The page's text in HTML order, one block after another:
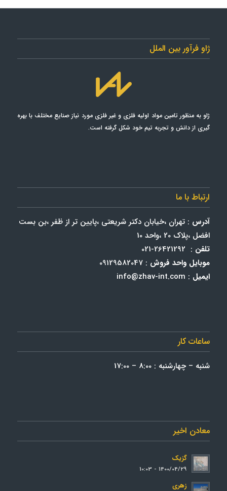
ژاو فرآور بین الملل
ژاو به منظور تامین مواد اولیه فلزی و غیر فلزی مورد نياز صنايع مختلف با بهره
گیری از دانش و تجربه تیم خود شکل گرفته است.
ارتباط با ما
آدرس : تهران ،خیابان دکتر شریعتی ،پایین تر از ظفر ،بن بست
افضل ،پلاک 20 ،واحد 10
تلفن : 26421292-021
موبایل واحد فروش : 09129582047
ایمیل : info@zhav-int.com
ساعات کار
شنبه – چهارشنبه : 8:00 – 17:00
معادن اخیر
گزیک
1400/04/29 - 10:03
زهری